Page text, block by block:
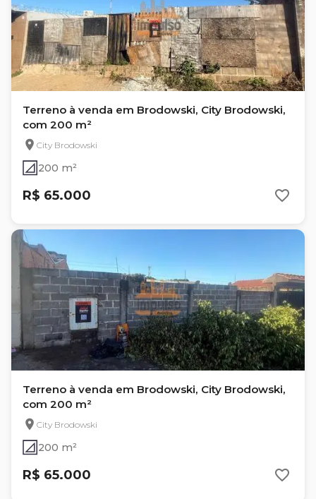
Terreno à venda em Brodowski, City Brodowski,
com 200 m²
City Brodowski
200 m²
R$ 65.000
Terreno à venda em Brodowski, City Brodowski,
com 200 m²
City Brodowski
200 m²
R$ 65.000